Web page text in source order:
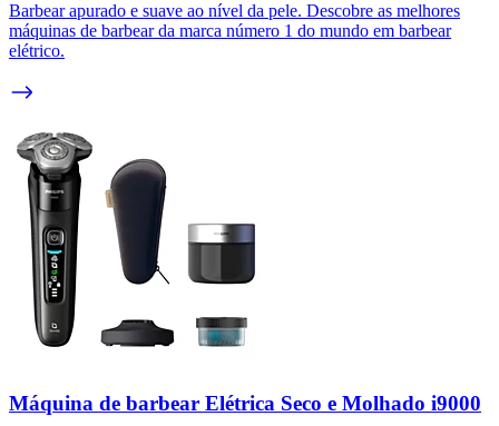
Barbear apurado e suave ao nível da pele. Descobre as melhores
máquinas de barbear da marca número 1 do mundo em barbear
elétrico.
Máquina de barbear Elétrica Seco e Molhado i9000